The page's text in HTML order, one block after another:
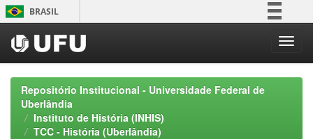
Skip
navigation
BRASIL
Participe
Acesso à informação
Repositório Institucional - Universidade Federal de
Uberlândia
Instituto de História (INHIS)
TCC - História (Uberlândia)